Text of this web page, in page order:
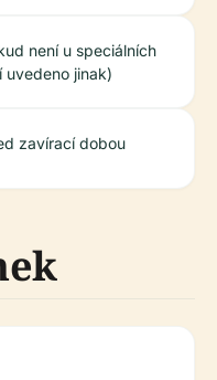
není u speciálních
uvedeno jinak)
zavírací dobou